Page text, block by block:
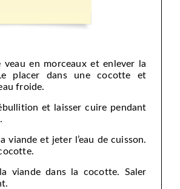
veau en morceaux et enlever la
placer dans une cocotte et
froide.
et laisser cuire pendant
viande et jeter l’eau de cuisson.
la viande dans la cocotte. Saler